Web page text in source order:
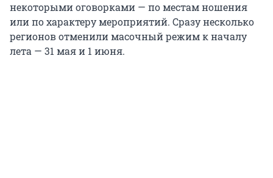
некоторыми оговорками — по местам ношения
или по характеру мероприятий. Сразу несколько
регионов отменили масочный режим к началу
лета — 31 мая и 1 июня.